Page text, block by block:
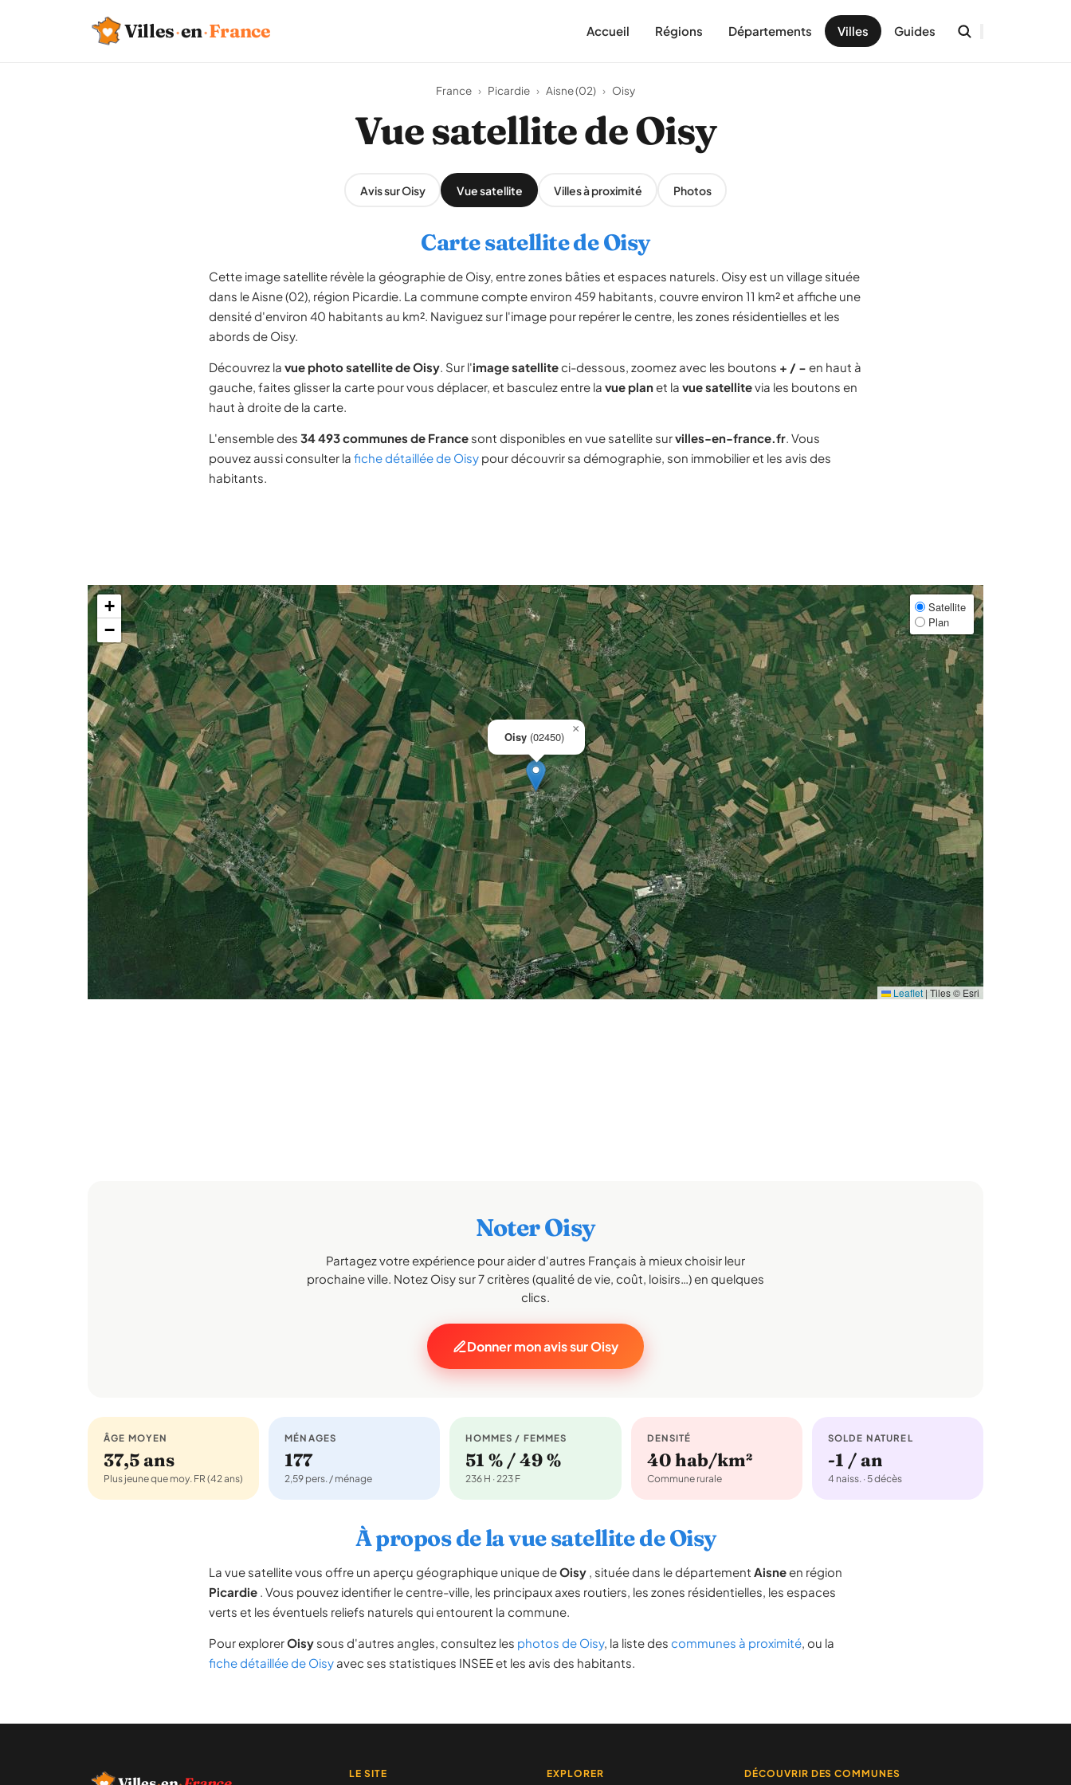
Villes·en·France Accueil Régions Départements Villes Guides
France › Picardie › Aisne (02) › Oisy
Vue satellite de Oisy
Avis sur Oisy Vue satellite Villes à proximité Photos
Carte satellite de Oisy
Cette image satellite révèle la géographie de Oisy, entre zones bâties et espaces naturels. Oisy est un village située
dans le Aisne (02), région Picardie. La commune compte environ 459 habitants, couvre environ 11 km² et affiche une
densité d'environ 40 habitants au km². Naviguez sur l'image pour repérer le centre, les zones résidentielles et les
abords de Oisy.
Découvrez la vue photo satellite de Oisy. Sur l'image satelliteci-dessous, zoomez avec les boutons + / − en haut à
gauche, faites glisser la carte pour vous déplacer, et basculez entre la vue planet la vue satellitevia les boutons en
haut à droite de la carte.
L'ensemble des 34 493 communes de France sont disponibles en vue satellite survilles-en-france.fr. Vous
pouvez aussi consulter la fiche détaillée de Oisy pour découvrir sa démographie, son immobilier et les avis des
habitants.
Oisy (02450)
×
+
−
Satellite
Plan
Leaflet | Tiles © Esri
Noter Oisy
Partagez votre expérience pour aider d'autres Français à mieux choisir leur
prochaine ville. Notez Oisy sur 7 critères (qualité de vie, coût, loisirs…) en quelques
clics.
Donner mon avis sur Oisy
ÂGE MOYEN
37,5 ans
Plus jeune que moy. FR (42 ans)
MÉNAGES
177
2,59 pers. / ménage
HOMMES / FEMMES
51 % / 49 %
236 H · 223 F
DENSITÉ
40 hab/km²
Commune rurale
SOLDE NATUREL
-1 / an
4 naiss. · 5 décès
À propos de la vue satellite de Oisy
La vue satellite vous offre un aperçu géographique unique deOisy , située dans le département Aisneen région
Picardie . Vous pouvez identifier le centre-ville, les principaux axes routiers, les zones résidentielles, les espaces
verts et les éventuels reliefs naturels qui entourent la commune.
Pour explorerOisy sous d'autres angles, consultez les photos de Oisy, la liste des communes à proximité, ou la
fiche détaillée de Oisy avec ses statistiques INSEE et les avis des habitants.
LE SITE EXPLORER DÉCOUVRIR DES COMMUNES